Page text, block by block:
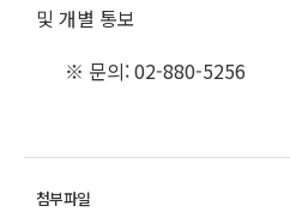
및 개별 통보
※ 문의: 02-880-5256